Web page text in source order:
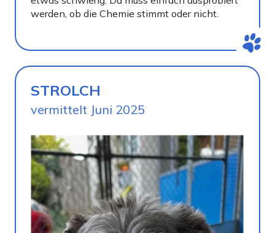
werden, ob die Chemie stimmt oder nicht.
STROLCH
vermittelt Juni 2025